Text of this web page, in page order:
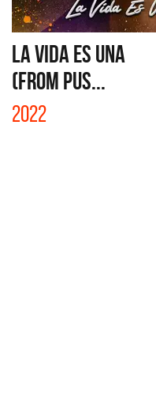
LA VIDA ES UNA
(FROM PUS...
2022